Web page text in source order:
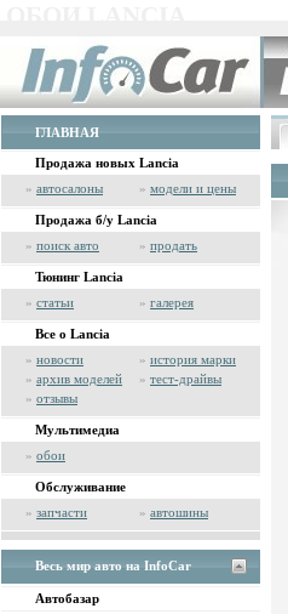
ГЛАВНАЯ
Продажа новых Lancia
» автосалоны » модели и цены
Продажа б/у Lancia
» поиск авто » продать
Тюнинг Lancia
» статьи » галерея
Все о Lancia
» новости » история марки
» архив моделей » тест-драйвы
» отзывы
Мультимедиа
» обои
Обслуживание
» запчасти » автошины
Весь мир авто на InfoCar
Автобазар